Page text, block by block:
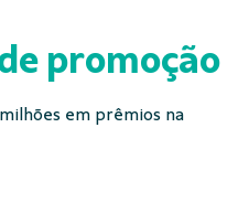
promoção
em prêmios na